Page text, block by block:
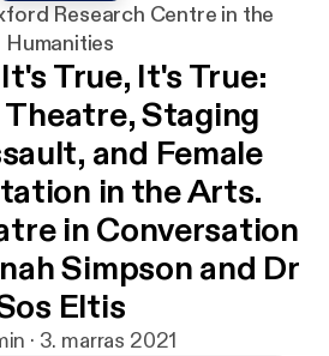
Research Centre in the
Humanities
True, It's True:
Staging
and Female
in the Arts.
in Conversation
Simpson and Dr
Eltis
· 3. marras 2021